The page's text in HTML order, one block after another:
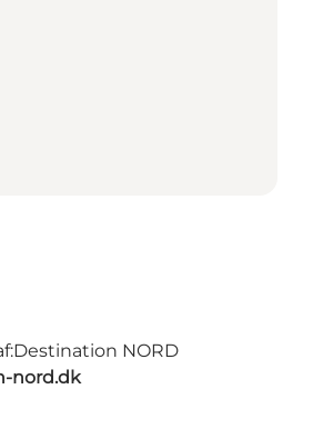
Destination NORD
nord.dk